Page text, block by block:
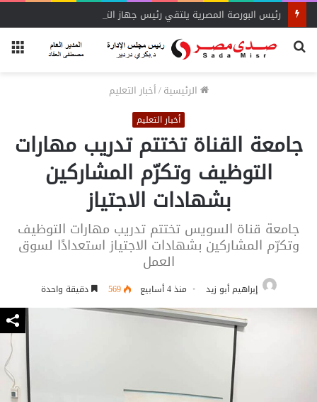
رئيس البورصة المصرية يلتقي رئيس جهاز التمثيل التجاري
بحث
الرئيسية/أخبار التعليم
أخبار التعليم
جامعة القناة تختتم تدريب مهارات
التوظيف وتكرّم المشاركين
بشهادات الاجتياز
جامعة قناة السويس تختتم تدريب مهارات التوظيف
وتكرّم المشاركين بشهادات الاجتياز استعدادًا لسوق
العمل
إبراهيم أبو زيد منذ 4 أسابيع 569 دقيقة واحدة